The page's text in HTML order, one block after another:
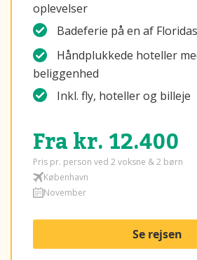
oplevelser
Badeferie på en af
Håndplukkede hoteller
beliggenhed
Inkl. fly, hoteller og billeje
Fra kr. 12.400
Pris pr. person ved 2 voksne & 2 børn
København
November
Se rejsen